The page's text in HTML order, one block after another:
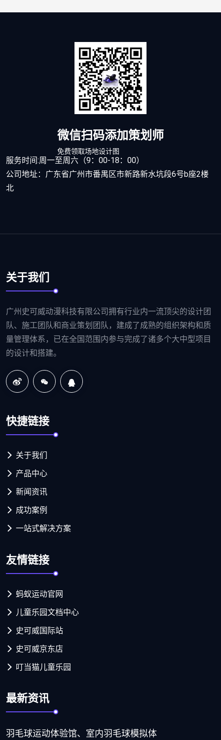
微信扫码添加策划师
免费领取场地设计图
服务时间:周一至周六（9：00-18：00）
公司地址：广东省广州市番禺区市新路新水坑段6号b座2楼
北
关于我们
广州史可威动漫科技有限公司拥有行业内一流顶尖的设计团
队、施工团队和商业策划团队，建成了成熟的组织架构和质
量管理体系，已在全国范围内参与完成了诸多个大中型项目
的设计和搭建。
快捷链接
关于我们
产品中心
新闻资讯
成功案例
一站式解决方案
友情链接
蚂蚁运动官网
儿童乐园文档中心
史可威国际站
史可威京东店
叮当猫儿童乐园
最新资讯
羽毛球运动体验馆、室内羽毛球模拟体